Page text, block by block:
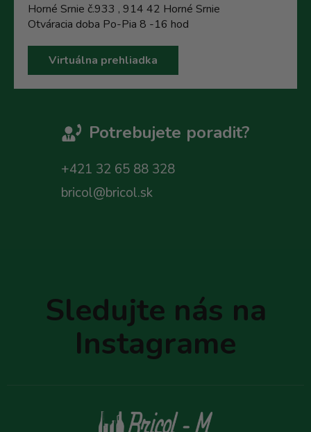
Horné Srnie č.933 , 914 42 Horné Srnie
Otváracia doba Po-Pia 8 -16 hod
Virtuálna prehliadka
Potrebujete poradit?
+421 32 65 88 328
bricol@bricol.sk
Sledujte nás na
Instagrame